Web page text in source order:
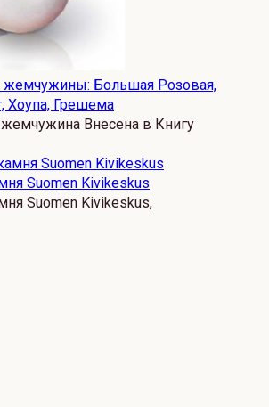
жемчужины: Большая Розовая,
Хоупа, Грешема
Внесена в Книгу
Suomen Kivikeskus
Suomen Kivikeskus,